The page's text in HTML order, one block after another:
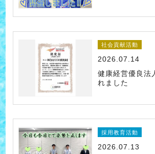
社会貢献活動
2026.07.14
健康経営優良法
れました
採用教育活動
2026.07.13